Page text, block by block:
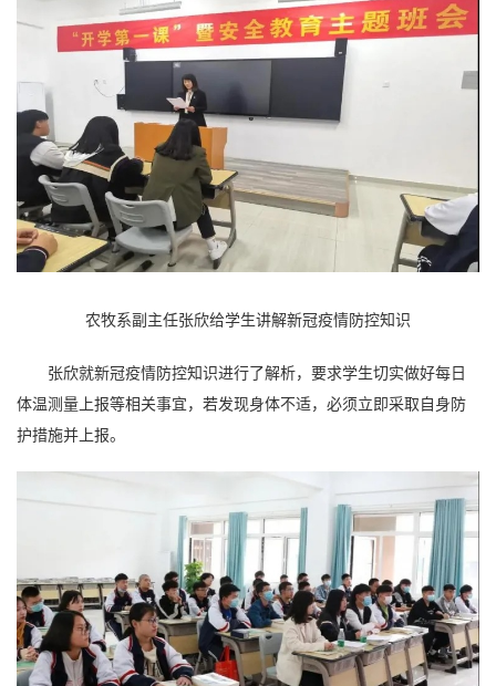
农牧系副主任张欣给学生讲解新冠疫情防控知识
张欣就新冠疫情防控知识进行了解析，要求学生切实做好每日
体温测量上报等相关事宜，若发现身体不适，必须立即采取自身防
护措施并上报。